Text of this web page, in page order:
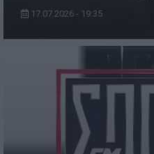
17.07.2026 - 19:35